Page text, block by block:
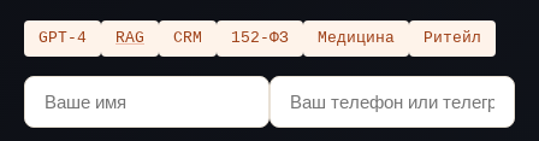
GPT-4 RAG CRM 152-ФЗ Медицина Ритейл